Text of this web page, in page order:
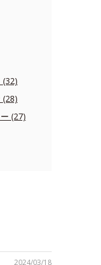
(32)
(28)
(27)
2024/03/18